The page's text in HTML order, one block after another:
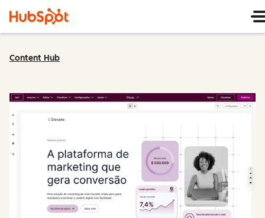
Content Hub